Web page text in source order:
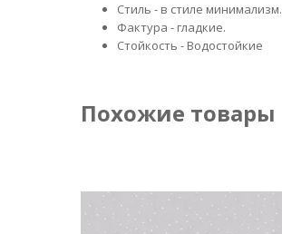
Стиль - в стиле минимализм.
Фактура - гладкие.
Стойкость - Водостойкие
Похожие товары